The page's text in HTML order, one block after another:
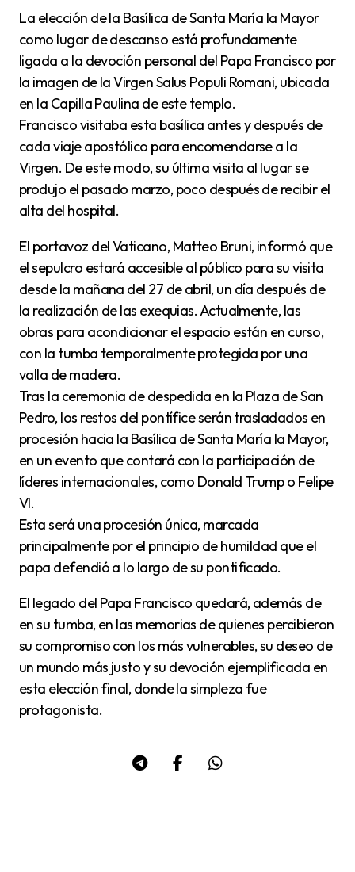
La elección de la Basílica de Santa María la Mayor
como lugar de descanso está profundamente
ligada a la devoción personal del Papa Francisco por
la imagen de la Virgen Salus Populi Romani, ubicada
en la Capilla Paulina de este templo.
Francisco visitaba esta basílica antes y después de
cada viaje apostólico para encomendarse a la
Virgen. De este modo, su última visita al lugar se
produjo el pasado marzo, poco después de recibir el
alta del hospital.
El portavoz del Vaticano, Matteo Bruni, informó que
el sepulcro estará accesible al público para su visita
desde la mañana del 27 de abril, un día después de
la realización de las exequias. Actualmente, las
obras para acondicionar el espacio están en curso,
con la tumba temporalmente protegida por una
valla de madera.
Tras la ceremonia de despedida en la Plaza de San
Pedro, los restos del pontífice serán trasladados en
procesión hacia la Basílica de Santa María la Mayor,
en un evento que contará con la participación de
líderes internacionales, como Donald Trump o Felipe
VI.
Esta será una procesión única, marcada
principalmente por el principio de humildad que el
papa defendió a lo largo de su pontificado.
El legado del Papa Francisco quedará, además de
en su tumba, en las memorias de quienes percibieron
su compromiso con los más vulnerables, su deseo de
un mundo más justo y su devoción ejemplificada en
esta elección final, donde la simpleza fue
protagonista.